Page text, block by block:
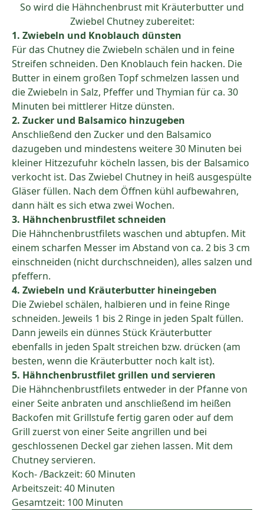
So wird die Hähnchenbrust mit Kräuterbutter und
Zwiebel Chutney zubereitet:
1. Zwiebeln und Knoblauch dünsten
Für das Chutney die Zwiebeln schälen und in feine
Streifen schneiden. Den Knoblauch fein hacken. Die
Butter in einem großen Topf schmelzen lassen und
die Zwiebeln in Salz, Pfeffer und Thymian für ca. 30
Minuten bei mittlerer Hitze dünsten.
2. Zucker und Balsamico hinzugeben
Anschließend den Zucker und den Balsamico
dazugeben und mindestens weitere 30 Minuten bei
kleiner Hitzezufuhr köcheln lassen, bis der Balsamico
verkocht ist. Das Zwiebel Chutney in heiß ausgespülte
Gläser füllen. Nach dem Öffnen kühl aufbewahren,
dann hält es sich etwa zwei Wochen.
3. Hähnchenbrustfilet schneiden
Die Hähnchenbrustfilets waschen und abtupfen. Mit
einem scharfen Messer im Abstand von ca. 2 bis 3 cm
einschneiden (nicht durchschneiden), alles salzen und
pfeffern.
4. Zwiebeln und Kräuterbutter hineingeben
Die Zwiebel schälen, halbieren und in feine Ringe
schneiden. Jeweils 1 bis 2 Ringe in jeden Spalt füllen.
Dann jeweils ein dünnes Stück Kräuterbutter
ebenfalls in jeden Spalt streichen bzw. drücken (am
besten, wenn die Kräuterbutter noch kalt ist).
5. Hähnchenbrustfilet grillen und servieren
Die Hähnchenbrustfilets entweder in der Pfanne von
einer Seite anbraten und anschließend im heißen
Backofen mit Grillstufe fertig garen oder auf dem
Grill zuerst von einer Seite angrillen und bei
geschlossenen Deckel gar ziehen lassen. Mit dem
Chutney servieren.
Koch- /Backzeit: 60 Minuten
Arbeitszeit: 40 Minuten
Gesamtzeit: 100 Minuten